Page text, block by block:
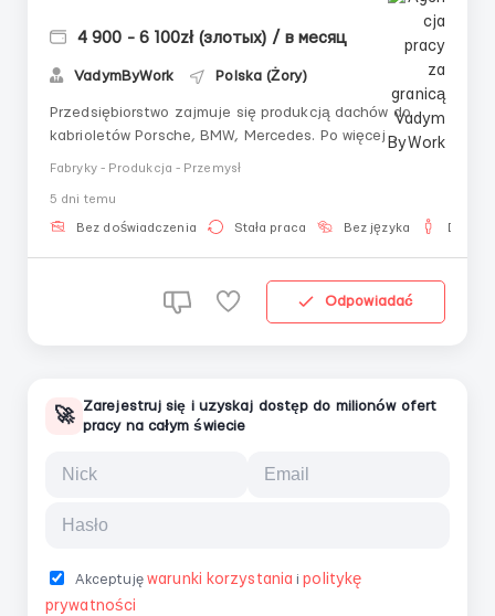
4 900 - 6 100zł (злотых) / в месяц
VadymByWork Polska (Żory)
Przedsiębiorstwo zajmuje się produkcją dachów do
kabrioletów Porsche, BMW, Mercedes. Po więcej
**WYNAGRODZENIE** Średnia pensja: 4650-5800
zł/mies netto; UAH; 1160-1440$; 25,40 zł/godz netto -
Fabryky - Produkcja - Przemysł
5 dni temu
Bez doświadczenia Stała praca Bez języka Dla
Odpowiadać
🚀
Zarejestruj się i uzyskaj dostęp do milionów ofert
pracy na całym świecie
Akceptujęwarunki korzystania i politykę
prywatności